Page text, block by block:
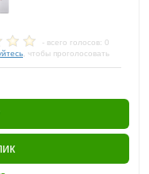
- всего голосов: 0
, чтобы проголосовать